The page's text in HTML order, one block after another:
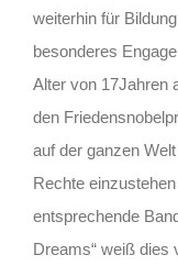
weiterhin für
besonderes
Alter von 17Jahren
den
auf der ganzen
Rechte
entsprechende
Dreams“ weiß dies